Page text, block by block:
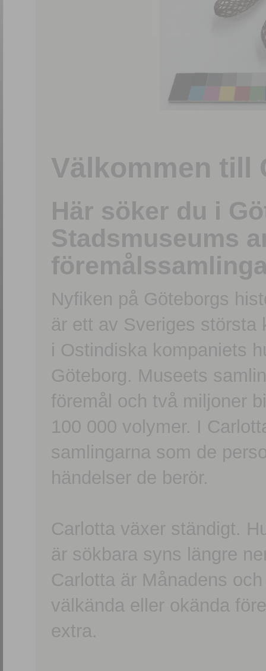
Välkommen till
Här söker du i
Stadsmuseums
Nyfiken på Göteborgs
är ett av Sveriges största
i Ostindiska kompaniets
Göteborg. Museets
föremål och två miljoner
100 000 volymer. I
samlingarna som de
händelser de berör.
Carlotta växer ständigt.
är sökbara syns längre
Carlotta är Månadens
välkända eller okända
extra.